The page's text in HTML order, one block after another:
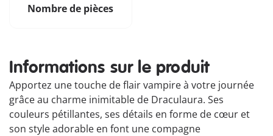
Nombre de pièces
Informations sur le produit
Apportez une touche de flair vampire à votre journée
grâce au charme inimitable de Draculaura. Ses
couleurs pétillantes, ses détails en forme de cœur et
son style adorable en font une compagne